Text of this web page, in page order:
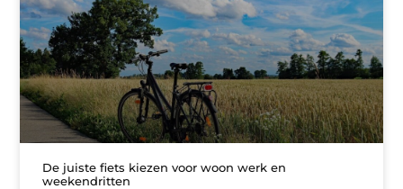
De juiste fiets kiezen voor woon werk en
weekendritten